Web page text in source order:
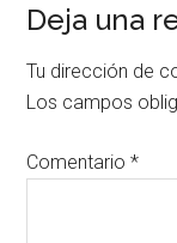
con
los
lectores
Deja una
Tu dirección de
Los campos
Comentario*